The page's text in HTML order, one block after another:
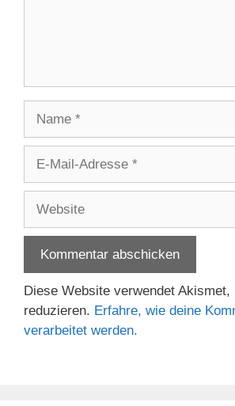
Adresse
Diese Website verwendet Akismet,
reduzieren. Erfahre, wie deine
verarbeitet werden.